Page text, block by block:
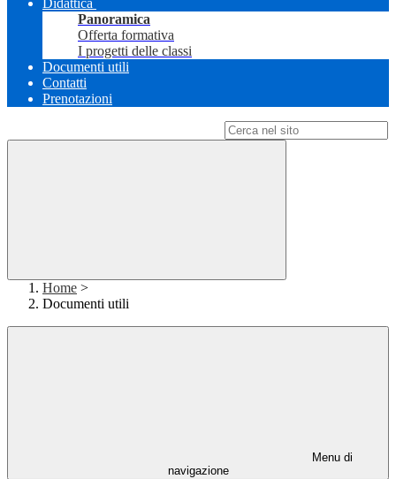
Didattica
Panoramica
Offerta formativa
I progetti delle classi
Documenti utili
Contatti
Prenotazioni
Home >
Documenti utili
Menu di
navigazione